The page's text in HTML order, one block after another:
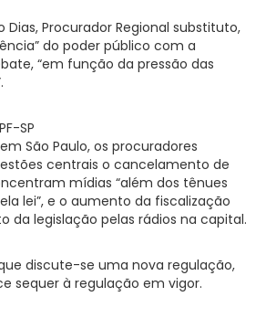
Procurador Regional substituto,
do poder público com a
“em função da pressão das
SP
São Paulo, os procuradores
centrais o cancelamento de
mídias “além dos tênues
lei”, e o aumento da fiscalização
da legislação pelas rádios na capital.
discute-se uma nova regulação,
sequer à regulação em vigor.